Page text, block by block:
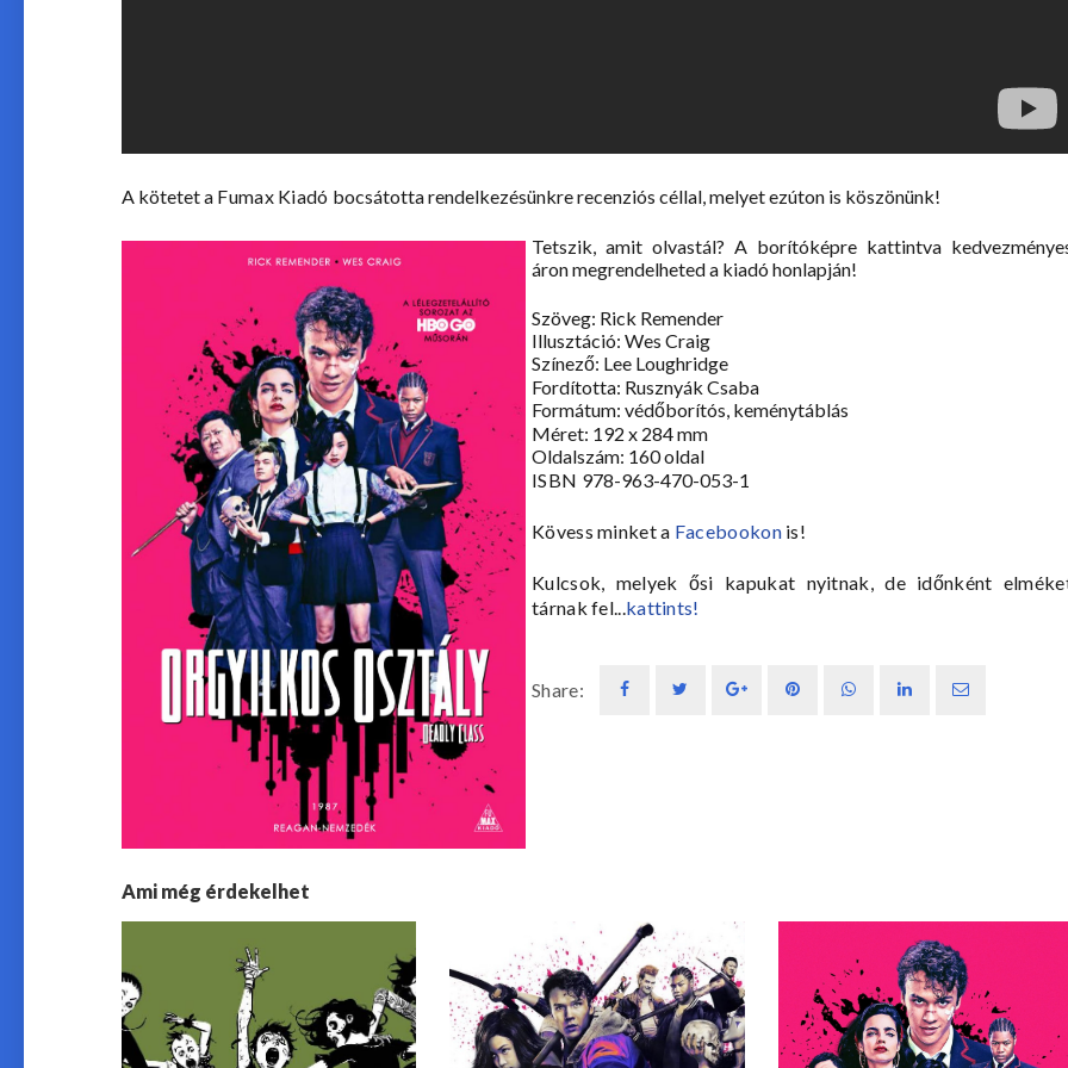
A kötetet a Fumax Kiadó bocsátotta rendelkezésünkre recenziós céllal, melyet ezúton is köszönünk!
Tetszik, amit olvastál? A borítóképre kattintva
áron megrendelheted a kiadó honlapján!
Szöveg: Rick Remender
Illusztáció: Wes Craig
Színező: Lee Loughridge
Fordította: Rusznyák Csaba
Formátum: védőborítós, keménytáblás
Méret: 192 x 284 mm
Oldalszám: 160 oldal
ISBN 978-963-470-053-1
Kövess minket a Facebookonis!
Kulcsok, melyek ősi kapukat nyitnak, de időnként
tárnak fel...kattints!
Share:
Ami még érdekelhet